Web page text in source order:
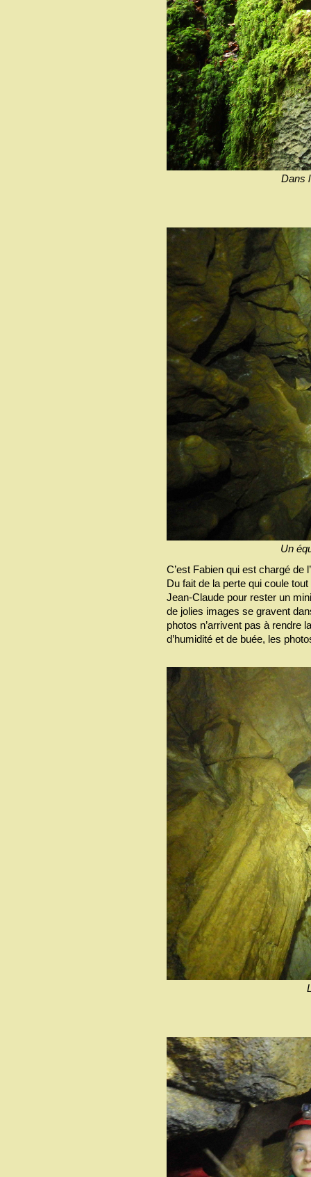
Dans
Un
C’est Fabien qui est chargé de
Du fait de la perte qui coule
Jean-Claude pour rester un
de jolies images se gravent
photos n’arrivent pas à rendre
d’humidité et de buée, les